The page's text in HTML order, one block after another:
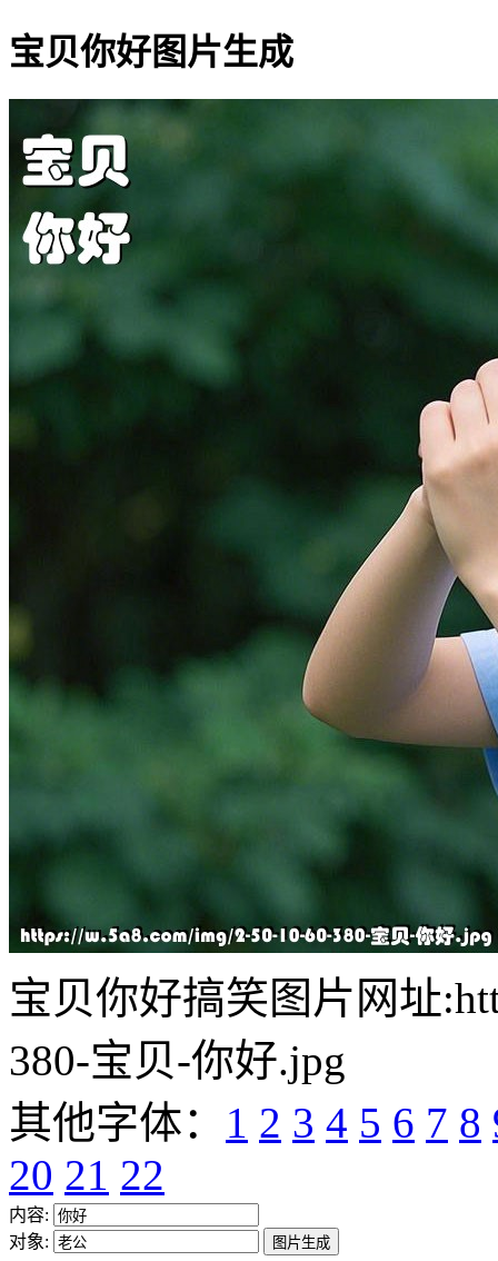
宝贝你好图片生成
宝贝你好搞笑图片网址
380-宝贝-你好.jpg
其他字体： 1 2 3 4 5 6 7 8
20 21 22
内容:
对象: